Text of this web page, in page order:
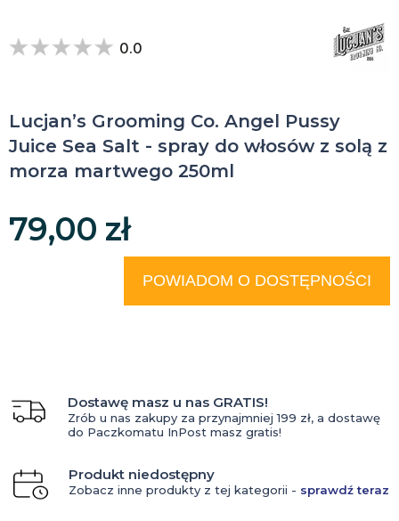
Lucjan’s Grooming Co. Angel Pussy
Juice Sea Salt - spray do włosów z solą z
morza martwego 250ml
0.0
79,00 zł
POWIADOM O DOSTĘPNOŚCI
Dostawę masz u nas GRATIS!
Zrób u nas zakupy za przynajmniej 199 zł, a dostawę
do Paczkomatu InPost masz gratis!
Produkt niedostępny
Zobacz inne produkty z tej kategorii - sprawdź teraz